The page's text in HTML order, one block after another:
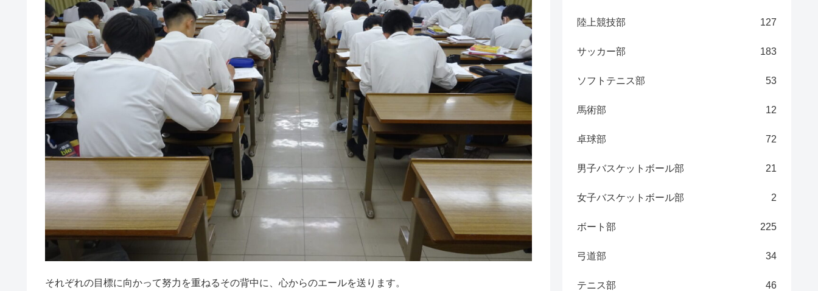
それぞれの目標に向かって努力を重ねるその背中に、心からのエールを送ります。
陸上競技部 127
サッカー部 183
ソフトテニス部 53
馬術部 12
卓球部 72
男子バスケットボール部 21
女子バスケットボール部 2
ボート部 225
弓道部 34
テニス部 46